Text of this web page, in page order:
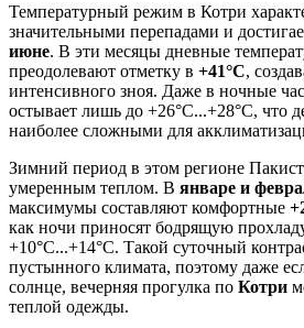
Температурный режим в Котри
значительными перепадами и
июне. В эти месяцы дневные
преодолевают отметку в +41°C,
интенсивного зноя. Даже в ночные
остывает лишь до +26°C...+28°C, что
наиболее сложными для
Зимний период в этом регионе
умеренным теплом. В январе и
максимумы составляют комфортные
как ночи приносят бодрящую
+10°C...+14°C. Такой суточный
пустынного климата, поэтому даже
солнце, вечерняя прогулка по Котри
теплой одежды.